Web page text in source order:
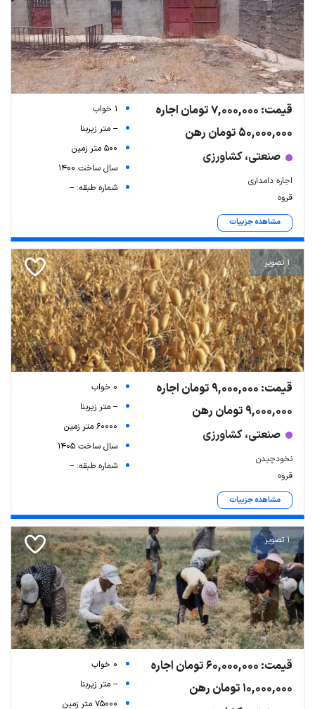
قیمت: 7,000,000 تومان اجاره
50,000,000 تومان رهن
صنعتی، کشاورزی
اجاره دامداری
قروه
مشاهده جزییات
1 خواب
-- متر زیربنا
500 متر زمین
سال ساخت 1400
شماره طبقه: --
1 تصویر
قیمت: 9,000,000 تومان اجاره
9,000,000 تومان رهن
صنعتی، کشاورزی
نخودچیدن
قروه
مشاهده جزییات
0 خواب
-- متر زیربنا
60000 متر زمین
سال ساخت 1405
شماره طبقه: --
1 تصویر
قیمت: 60,000,000 تومان اجاره
10,000,000 تومان رهن
0 خواب
-- متر زیربنا
75000 متر زمین